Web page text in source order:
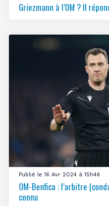
Griezmann à l’OM ? Il
Publié le 16 Avr 2024 à 15h46
OM-Benfica : l’arbitre
connu